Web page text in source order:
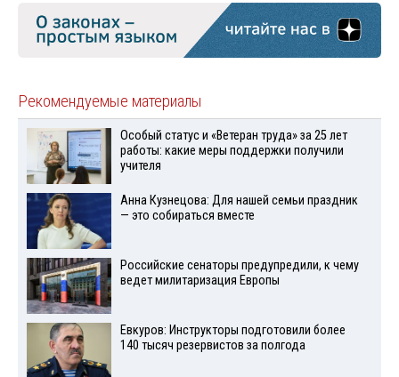
Рекомендуемые материалы
Особый статус и «Ветеран труда» за 25 лет
работы: какие меры поддержки получили
учителя
Анна Кузнецова: Для нашей семьи праздник
— это собираться вместе
Российские сенаторы предупредили, к чему
ведет милитаризация Европы
Евкуров: Инструкторы подготовили более
140 тысяч резервистов за полгода